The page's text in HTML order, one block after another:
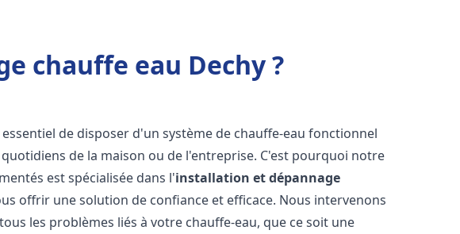
chauffe eau Dechy ?
essentiel de disposer d'un système de chauffe-eau fonctionnel
de la maison ou de l'entreprise. C'est pourquoi notre
est spécialisée dans l'installation et dépannage
offrir une solution de confiance et efficace. Nous intervenons
les problèmes liés à votre chauffe-eau, que ce soit une